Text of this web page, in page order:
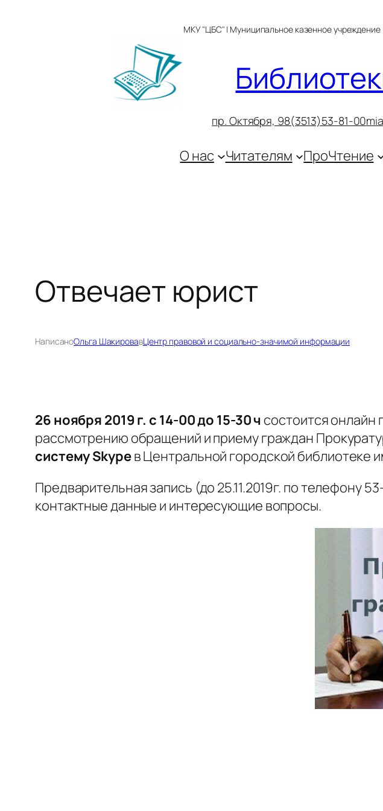
МКУ "ЦБС" | Муниципальное казенное
пр. Октября, 98(3513)53-81-00
О нас Читателям ПроЧтение
Отвечает юрист
НаписаноОльга ШакировавЦентр правовой и социально-значимой информации
26 ноября 2019 г. с 14-00 до 15-30 ч состоится
рассмотрению обращений и приему граждан
системуSkypeв Центральной городской библиотеке
Предварительная запись (до 25.11.2019г. по телефону
контактные данные и интересующие вопросы.